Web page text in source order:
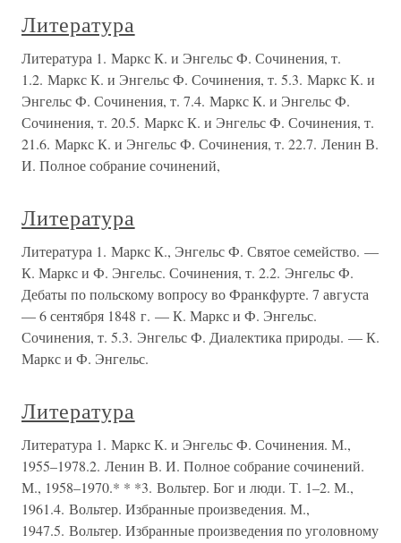
Литература
Литература 1. Маркс К. и Энгельс Ф. Сочинения, т.
1.2. Маркс К. и Энгельс Ф. Сочинения, т. 5.3. Маркс К. и
Энгельс Ф. Сочинения, т. 7.4. Маркс К. и Энгельс Ф.
Сочинения, т. 20.5. Маркс К. и Энгельс Ф. Сочинения, т.
21.6. Маркс К. и Энгельс Ф. Сочинения, т. 22.7. Ленин В.
И. Полное собрание сочинений,
Литература
Литература 1. Маркс К., Энгельс Ф. Святое семейство. —
К. Маркс и Ф. Энгельс. Сочинения, т. 2.2. Энгельс Ф.
Дебаты по польскому вопросу во Франкфурте. 7 августа
— 6 сентября 1848 г. — К. Маркс и Ф. Энгельс.
Сочинения, т. 5.3. Энгельс Ф. Диалектика природы. — К.
Маркс и Ф. Энгельс.
Литература
Литература 1. Маркс К. и Энгельс Ф. Сочинения. М.,
1955–1978.2. Ленин В. И. Полное собрание сочинений.
М., 1958–1970.* * *3. Вольтер. Бог и люди. Т. 1–2. М.,
1961.4. Вольтер. Избранные произведения. М.,
1947.5. Вольтер. Избранные произведения по уголовному